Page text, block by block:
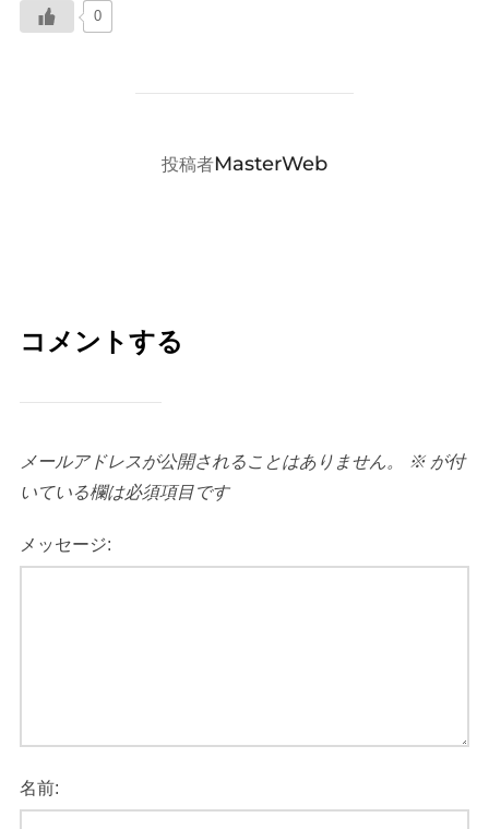
0
投稿者
投稿者MasterWeb
コメントする
メールアドレスが公開されることはありません。 ※が付
いている欄は必須項目です
メッセージ:
名前: